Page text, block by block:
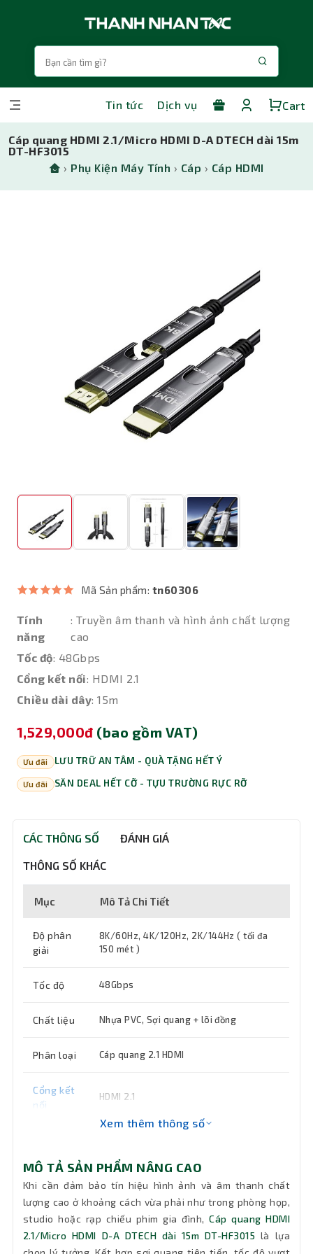
Tin tức Dịch vụ Cart
Cáp quang HDMI 2.1/Micro HDMI D-A DTECH dài 15m
DT-HF3015
› Phụ Kiện Máy Tính › Cáp › Cáp HDMI
Mã Sản phẩm: tn60306
Tính
năng
: Truyền âm thanh và hình ảnh chất lượng
cao
Tốc độ: 48Gbps
Cổng kết nối: HDMI 2.1
Chiều dài dây: 15m
1,529,000đ (bao gồm VAT)
Ưu đãi LƯU TRỮ AN TÂM - QUÀ TẶNG HẾT Ý
Ưu đãi SĂN DEAL HẾT CỠ - TỰU TRƯỜNG RỰC RỠ
CÁC THÔNG SỐ ĐÁNH GIÁ
THÔNG SỐ KHÁC
Mục Mô Tả Chi Tiết
Độ phân
giải
8K/60Hz, 4K/120Hz, 2K/144Hz ( tối đa
150 mét )
Tốc độ 48Gbps
Chất liệu Nhựa PVC, Sợi quang + lõi đồng
Phân loại Cáp quang 2.1 HDMI
Cổng kết
nối
HDMI 2.1
Tính
năng
chính
Truyền âm thanh và hình ảnh chất lượng
cao
Xem thêm thông số
MÔ TẢ SẢN PHẨM NÂNG CAO
Khi cần đảm bảo tín hiệu hình ảnh và âm thanh chất
lượng cao ở khoảng cách vừa phải như trong phòng họp,
studio hoặc rạp chiếu phim gia đình,Cáp quang HDMI
2.1/Micro HDMI D-A DTECH dài 15m DT-HF3015 là lựa